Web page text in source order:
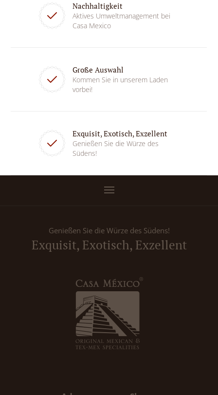
Nachhaltigkeit
Aktives Umweltmanagement bei
Casa Mexico
Große Auswahl
Kommen Sie in unserem Laden
vorbei!
Exquisit, Exotisch, Exzellent
Genießen Sie die Würze des
Südens!
Genießen Sie die Würze des Südens!
Exquisit, Exotisch, Exzellent